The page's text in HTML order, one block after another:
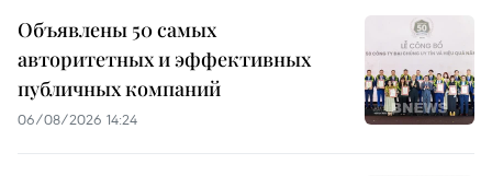
Объявлены 50 самых
авторитетных и эффективных
публичных компаний
06/08/2026 14:24